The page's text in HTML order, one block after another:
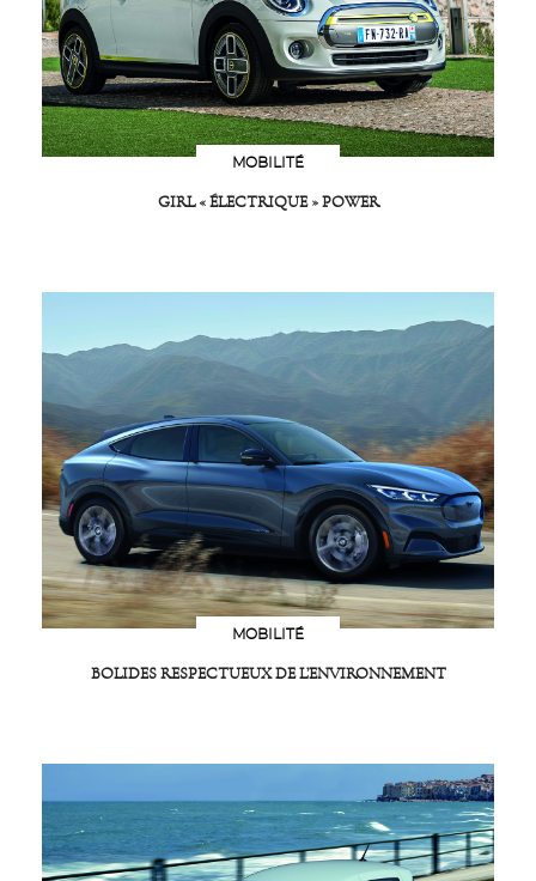
MOBILITÉ
GIRL « ÉLECTRIQUE » POWER
MOBILITÉ
BOLIDES RESPECTUEUX DE L’ENVIRONNEMENT